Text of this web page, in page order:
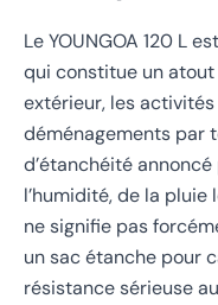
Le YOUNGOA 120 L
qui constitue un
extérieur, les
déménagements par
d’étanchéité
l’humidité, de la pluie
ne signifie pas
un sac étanche pour
résistance sérieuse